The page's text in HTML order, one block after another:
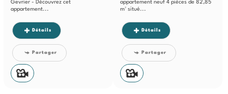
Gevrier - Découvrez cet
appartement...
Détails
Partager
appartement neuf 4 pièces de 82,85
m² situé...
Détails
Partager